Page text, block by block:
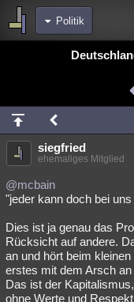
Politik
Chat Wiki
meine Rubriken
Menschen
Spiritualität
weitere Rubriken
Philosophie Träume
Astronomie Helpdesk
siegfried
ehemaliges Mitglied
@mcbain
"jeder kann doch bei
Dies ist ja genau das
Rücksicht auf andere.
an und hört beim
erstes mit dem Arsch
Das ist der
ohne Werte und